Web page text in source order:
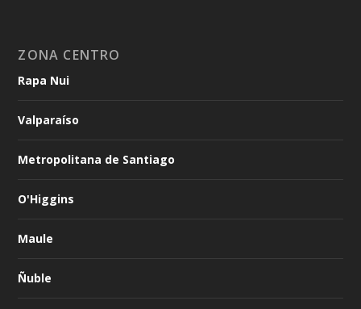
ZONA CENTRO
Rapa Nui
Valparaíso
Metropolitana de Santiago
O'Higgins
Maule
Ñuble